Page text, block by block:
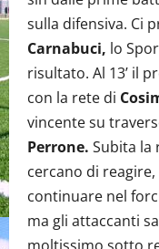
sulla difensiva. Ci
Carnabuci, lo
risultato. Al 13’ il
con la rete di
vincente su
Perrone. Subita la
cercano di
continuare nel
ma gli attaccanti